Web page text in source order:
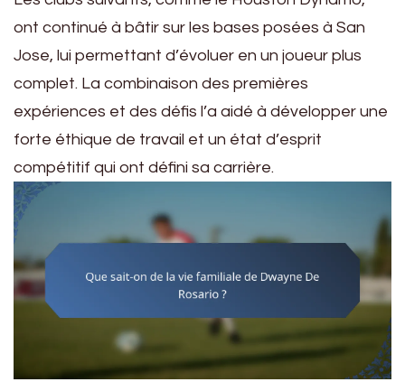
ont continué à bâtir sur les bases posées à San
Jose, lui permettant d’évoluer en un joueur plus
complet. La combinaison des premières
expériences et des défis l’a aidé à développer une
forte éthique de travail et un état d’esprit
compétitif qui ont défini sa carrière.